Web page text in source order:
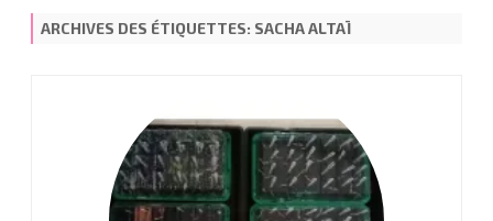
ARCHIVES DES ÉTIQUETTES: SACHA ALTAÏ